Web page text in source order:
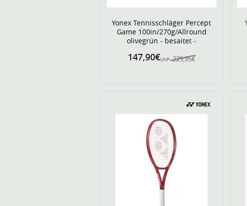
Yonex Tennisschläger Percept
Game 100in/270g/Allround
olivegrün - besaitet -
UVP: 229,95€
147,90€